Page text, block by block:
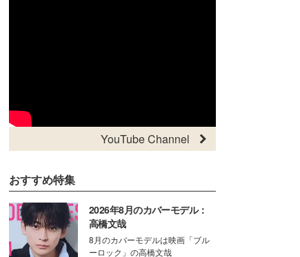
YouTube Channel
おすすめ特集
2026年8月のカバーモデル：
高橋文哉
8月のカバーモデルは映画「ブル
ーロック」の高橋文哉